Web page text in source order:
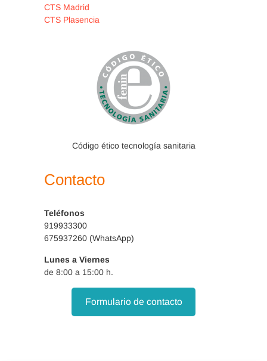
CTS Madrid
CTS Plasencia
Código ético tecnología sanitaria
Contacto
Teléfonos
919933300
675937260 (WhatsApp)
Lunes a Viernes
de 8:00 a 15:00 h.
Formulario de contacto